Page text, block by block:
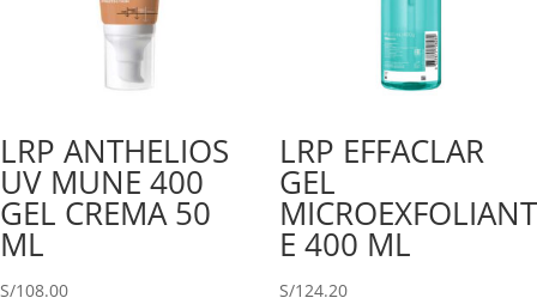
LRP ANTHELIOS
UV MUNE 400
GEL CREMA 50
ML
S/108.00
LRP EFFACLAR
GEL
MICROEXFOLIANT
E 400 ML
S/124.20